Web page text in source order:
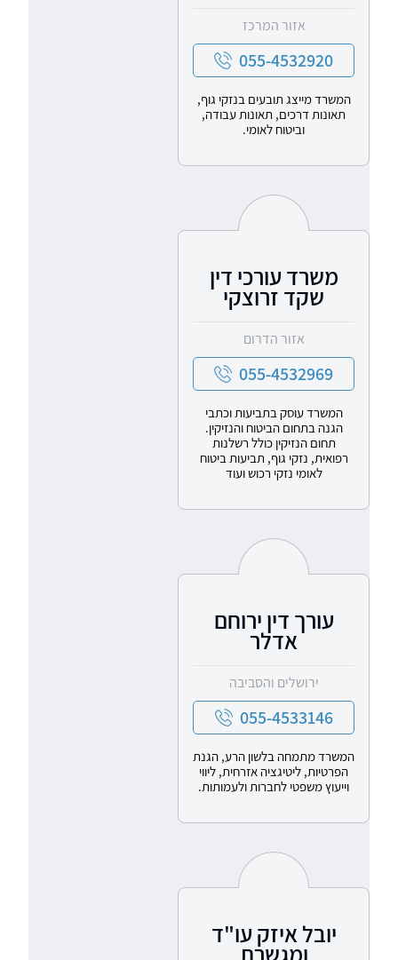
אזור המרכז
055-4532920
המשרד מייצג תובעים בנזקי גוף,
תאונות דרכים, תאונות עבודה,
וביטוח לאומי.
משרד עורכי דין
שקד זרוצקי
אזור הדרום
055-4532969
המשרד עוסק בתביעות וכתבי
הגנה בתחום הביטוח והנזיקין.
תחום הנזיקין כולל רשלנות
רפואית, נזקי גוף, תביעות ביטוח
לאומי נזקי רכוש ועוד
עורך דין ירוחם
אדלר
ירושלים והסביבה
055-4533146
המשרד מתמחה בלשון הרע, הגנת
הפרטיות, ליטיגציה אזרחית, ליווי
וייעוץ משפטי לחברות ולעמותות.
יובל איזק עו"ד